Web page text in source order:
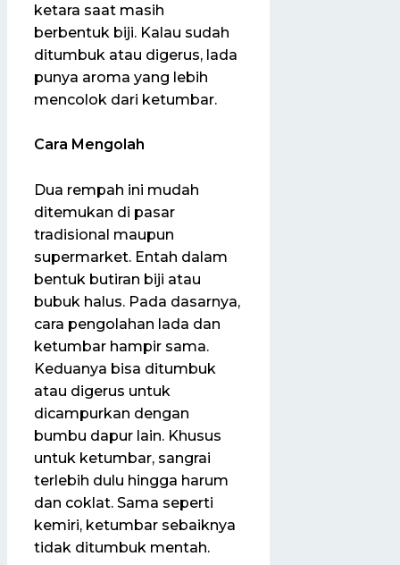
ketara saat masih
berbentuk biji. Kalau sudah
ditumbuk atau digerus, lada
punya aroma yang lebih
mencolok dari ketumbar.
Cara Mengolah
Dua rempah ini mudah
ditemukan di pasar
tradisional maupun
supermarket. Entah dalam
bentuk butiran biji atau
bubuk halus. Pada dasarnya,
cara pengolahan lada dan
ketumbar hampir sama.
Keduanya bisa ditumbuk
atau digerus untuk
dicampurkan dengan
bumbu dapur lain. Khusus
untuk ketumbar, sangrai
terlebih dulu hingga harum
dan coklat. Sama seperti
kemiri, ketumbar sebaiknya
tidak ditumbuk mentah.